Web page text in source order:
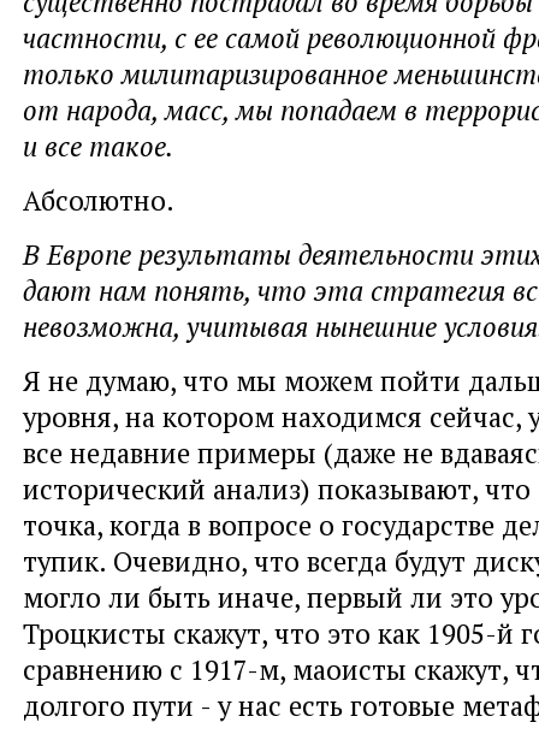
частности, с ее самой революционной
только милитаризированное
от народа, масс, мы попадаем в
и все такое.
Абсолютно.
В Европе результаты деятельности
дают нам понять, что эта стратегия
невозможна, учитывая нынешние
Я не думаю, что мы можем пойти
уровня, на котором находимся сейчас,
все недавние примеры (даже не
исторический анализ) показывают, что
точка, когда в вопросе о государстве
тупик. Очевидно, что всегда будут
могло ли быть иначе, первый ли это
Троцкисты скажут, что это как 1905-й
сравнению с 1917-м, маоисты скажут,
долгого пути - у нас есть готовые